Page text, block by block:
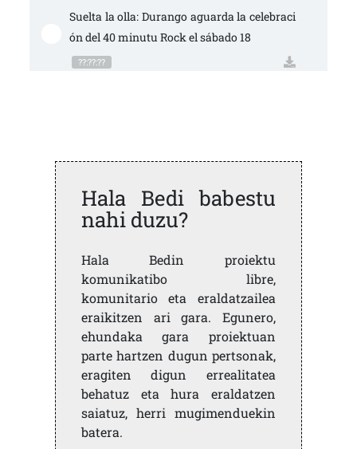
Suelta la olla: Durango aguarda la celebraci
ón del 40 minutu Rock el sábado 18
??:??:??
Hala Bedi babestu
nahi duzu?
Hala Bedin proiektu
komunikatibo libre,
komunitario eta eraldatzailea
eraikitzen ari gara. Egunero,
ehundaka gara proiektuan
parte hartzen dugun pertsonak,
eragiten digun errealitatea
behatuz eta hura eraldatzen
saiatuz, herri mugimenduekin
batera.